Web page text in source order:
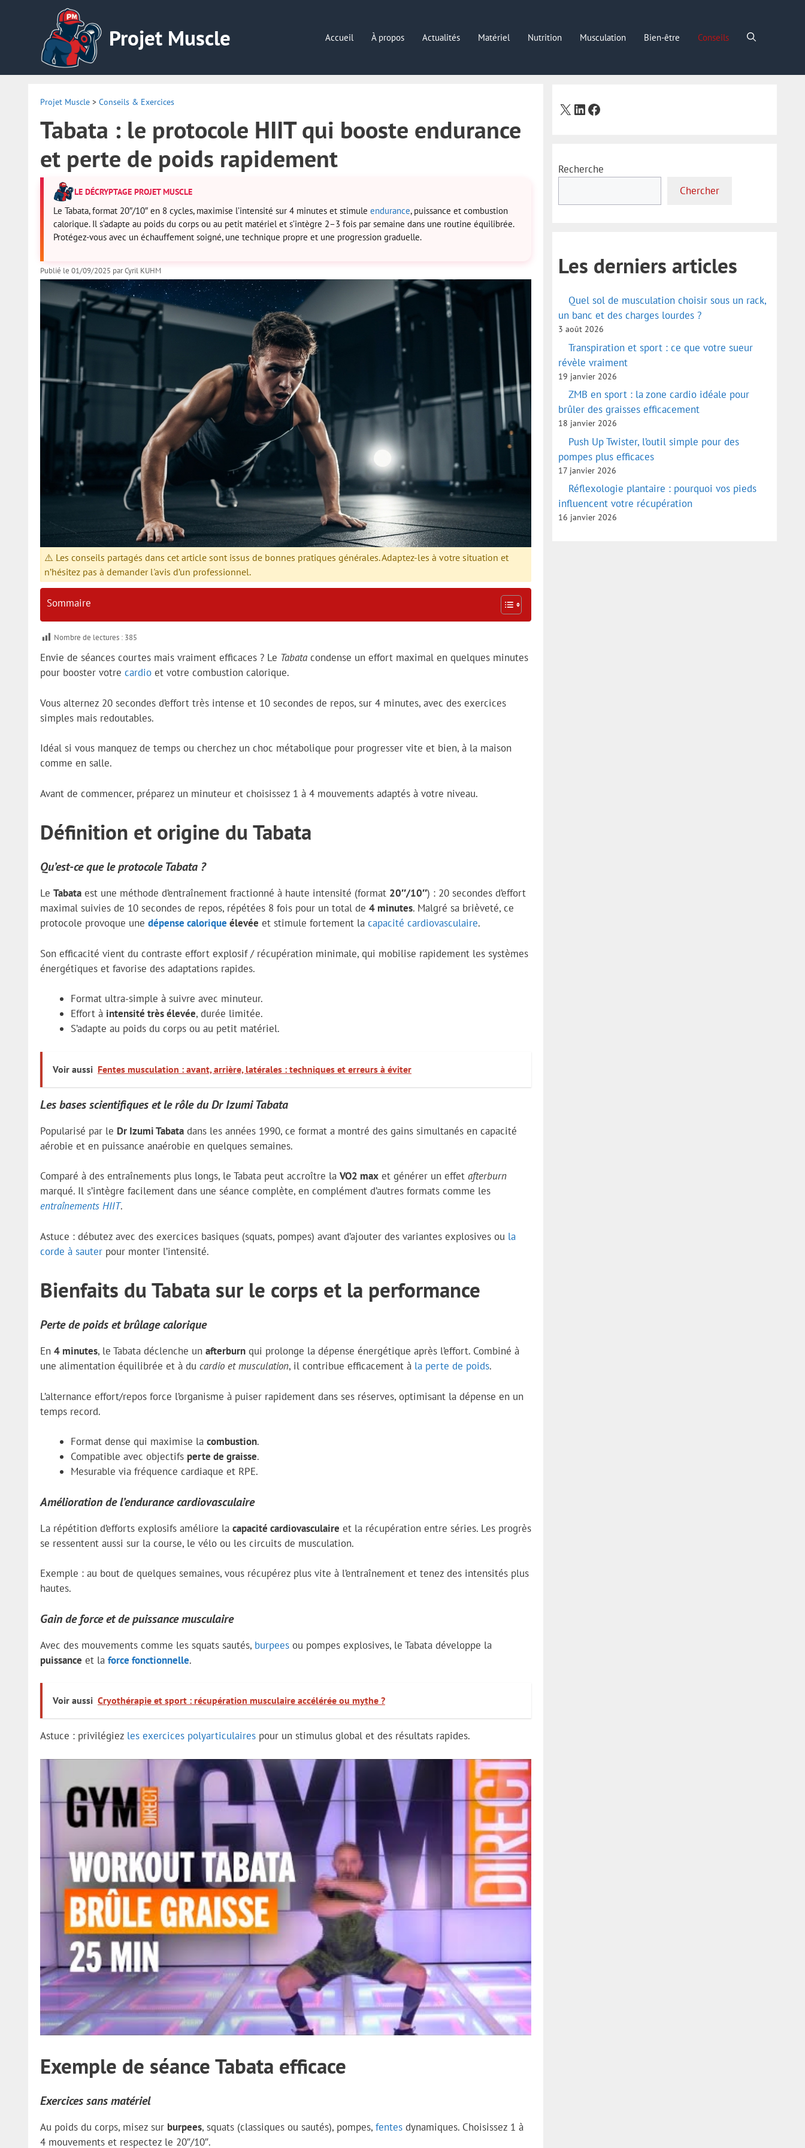
Projet Muscle Accueil À propos Actualités Matériel Nutrition Musculation Bien-être Conseils
Projet Muscle > Conseils & Exercices
Tabata : le protocole HIIT qui booste endurance
et perte de poids rapidement
LE DÉCRYPTAGE PROJET MUSCLE
Le Tabata, format 20″/10″ en 8 cycles, maximise l’intensité sur 4 minutes et stimule endurance, puissance et combustion
calorique. Il s’adapte au poids du corps ou au petit matériel et s’intègre 2–3 fois par semaine dans une routine équilibrée.
Protégez-vous avec un échauffement soigné, une technique propre et une progression graduelle.
Publié le 01/09/2025 parCyril KUHM
⚠️ Les conseils partagés dans cet article sont issus de bonnes pratiques générales. Adaptez-les à votre situation et
n’hésitez pas à demander l'avis d’un professionnel.
Sommaire
Nombre de lectures : 385
Envie de séances courtes mais vraiment efficaces ? Le Tabata condense un effort maximal en quelques minutes
pour booster votre cardio et votre combustion calorique.
Vous alternez 20 secondes d’effort très intense et 10 secondes de repos, sur 4 minutes, avec des exercices
simples mais redoutables.
Idéal si vous manquez de temps ou cherchez un choc métabolique pour progresser vite et bien, à la maison
comme en salle.
Avant de commencer, préparez un minuteur et choisissez 1 à 4 mouvements adaptés à votre niveau.
Définition et origine du Tabata
Qu’est-ce que le protocole Tabata ?
Le Tabata est une méthode d’entraînement fractionné à haute intensité (format 20″/10″) : 20 secondes d’effort
maximal suivies de 10 secondes de repos, répétées 8 fois pour un total de 4 minutes. Malgré sa brièveté, ce
protocole provoque une dépense calorique élevée et stimule fortement la capacité cardiovasculaire.
Son efficacité vient du contraste effort explosif / récupération minimale, qui mobilise rapidement les systèmes
énergétiques et favorise des adaptations rapides.
Format ultra-simple à suivre avec minuteur.
Effort à intensité très élevée, durée limitée.
S’adapte au poids du corps ou au petit matériel.
Voir aussi Fentes musculation : avant, arrière, latérales : techniques et erreurs à éviter
Les bases scientifiques et le rôle du Dr Izumi Tabata
Popularisé par le Dr Izumi Tabata dans les années 1990, ce format a montré des gains simultanés en capacité
aérobie et en puissance anaérobie en quelques semaines.
Comparé à des entraînements plus longs, le Tabata peut accroître la VO2 max et générer un effet afterburn
marqué. Il s’intègre facilement dans une séance complète, en complément d’autres formats comme les
entraînements HIIT.
Astuce : débutez avec des exercices basiques (squats, pompes) avant d’ajouter des variantes explosives ou la
corde à sauter pour monter l’intensité.
Bienfaits du Tabata sur le corps et la performance
Perte de poids et brûlage calorique
En 4 minutes, le Tabata déclenche un afterburn qui prolonge la dépense énergétique après l’effort. Combiné à
une alimentation équilibrée et à du cardio et musculation, il contribue efficacement à la perte de poids.
L’alternance effort/repos force l’organisme à puiser rapidement dans ses réserves, optimisant la dépense en un
temps record.
Format dense qui maximise la combustion.
Compatible avec objectifs perte de graisse.
Mesurable via fréquence cardiaque et RPE.
Amélioration de l’endurance cardiovasculaire
La répétition d’efforts explosifs améliore la capacité cardiovasculaire et la récupération entre séries. Les progrès
se ressentent aussi sur la course, le vélo ou les circuits de musculation.
Exemple : au bout de quelques semaines, vous récupérez plus vite à l’entraînement et tenez des intensités plus
hautes.
Gain de force et de puissance musculaire
Avec des mouvements comme les squats sautés, burpees ou pompes explosives, le Tabata développe la
puissance et la force fonctionnelle.
Voir aussi Cryothérapie et sport : récupération musculaire accélérée ou mythe ?
Astuce : privilégiez les exercices polyarticulaires pour un stimulus global et des résultats rapides.
Exemple de séance Tabata efficace
Exercices sans matériel
Au poids du corps, misez sur burpees, squats (classiques ou sautés), pompes, fentes dynamiques. Choisissez 1 à
4 mouvements et respectez le 20″/10″.
X LinkedIn
Facebook
Recherche
Chercher
Les derniers articles
Quel sol de musculation choisir sous un rack,
un banc et des charges lourdes ?
3 août 2026
Transpiration et sport : ce que votre sueur
révèle vraiment
19 janvier 2026
ZMB en sport : la zone cardio idéale pour
brûler des graisses efficacement
18 janvier 2026
Push Up Twister, l’outil simple pour des
pompes plus efficaces
17 janvier 2026
Réflexologie plantaire : pourquoi vos pieds
influencent votre récupération
16 janvier 2026